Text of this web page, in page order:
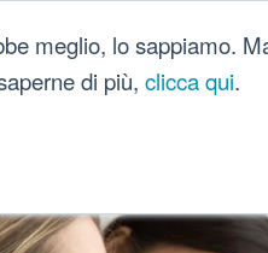
meglio, lo sappiamo.
di più, clicca qui.
Dici